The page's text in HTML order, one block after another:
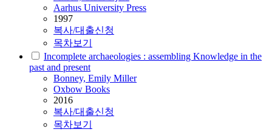
Aarhus University Press
1997
복사/대출신청
목차보기
Incomplete archaeologies : assembling Knowledge in the
past and present
Bonney, Emily Miller
Oxbow Books
2016
복사/대출신청
목차보기